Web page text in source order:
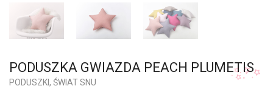
PODUSZKA GWIAZDA PEACH PLUMETIS
PODUSZKI, ŚWIAT SNU